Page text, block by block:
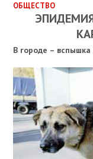
ОБЩЕСТВО
В городе –